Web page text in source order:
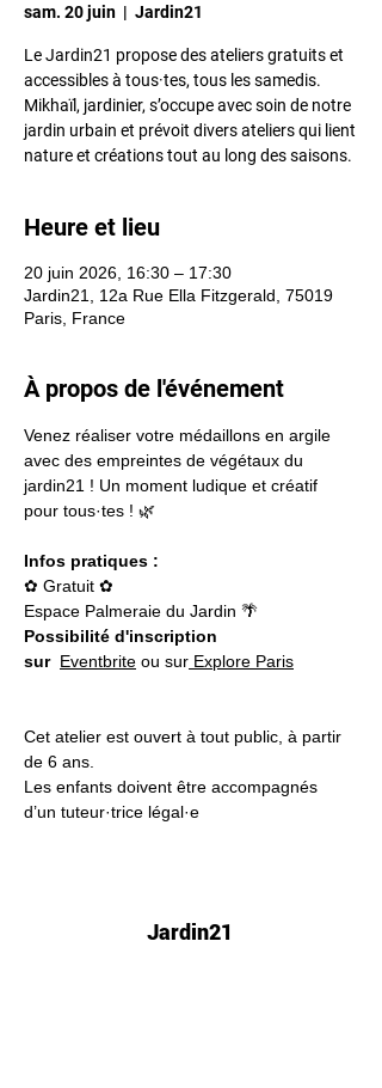
sam. 20 juin
  |
Jardin21
Le Jardin21 propose des ateliers gratuits et
accessibles à tous·tes, tous les samedis.
Mikhaïl, jardinier, s’occupe avec soin de notre
jardin urbain et prévoit divers ateliers qui lient
nature et créations tout au long des saisons.
Heure et lieu
20 juin 2026, 16:30 – 17:30
Jardin21, 12a Rue Ella Fitzgerald, 75019
Paris, France
À propos de l'événement
Venez réaliser votre médaillons en argile
avec des empreintes de végétaux du
jardin21 ! Un moment ludique et créatif
pour tous·tes ! 🌿
Infos pratiques :
✿ Gratuit ✿
Espace Palmeraie du Jardin 🌴
Possibilité d'inscription
sur Eventbrite ou sur Explore Paris
Cet atelier est ouvert à tout public, à partir
de 6 ans.
Les enfants doivent être accompagnés
d’un tuteur·trice légal·e
Jardin21